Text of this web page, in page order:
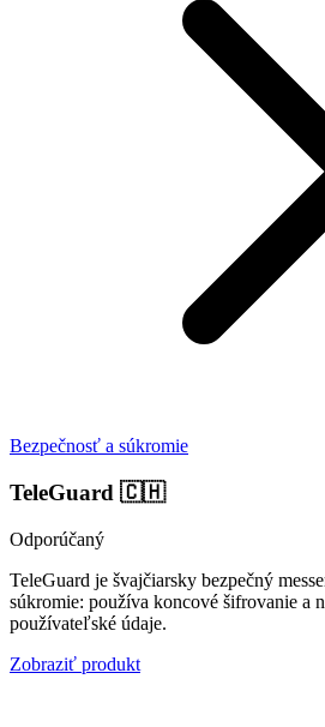
Bezpečnosť a súkromie
TeleGuard 🇨🇭
Odporúčaný
TeleGuard je švajčiarsky bezpečný
súkromie: používa koncové šifrovanie a
používateľské údaje.
Zobraziť produkt